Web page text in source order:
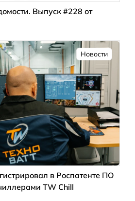
Выпуск #228 от
Новости
в Роспатенте ПО
TW Chill